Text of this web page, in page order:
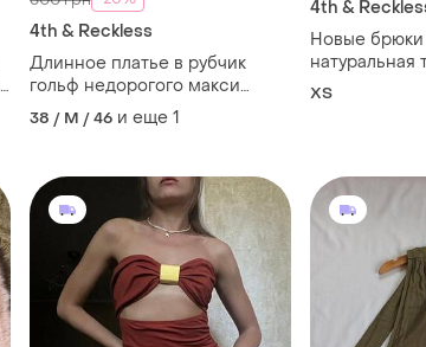
4th & Reckless
Длинное платье в рубчик
гольф недорогого макси
максы бежевое м,л,хл размер
44,46,48 платье сарафан
38 / M / 46 и еще 1
4th &
Новые брюки
натуральная
ХS